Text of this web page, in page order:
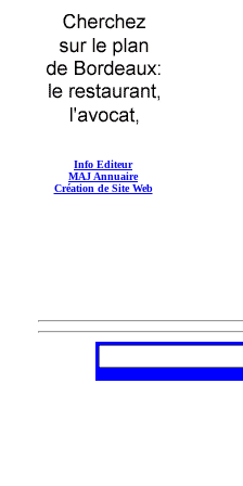
Info Editeur
MAJ Annuaire
Création de Site Web